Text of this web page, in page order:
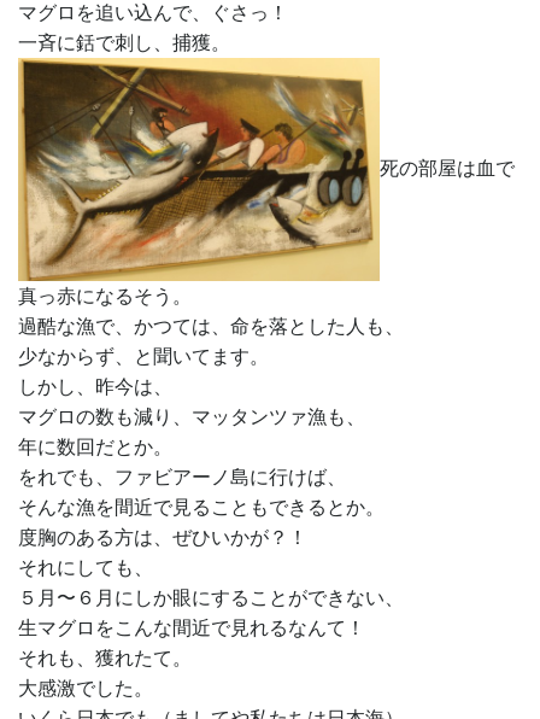
マグロを追い込んで、ぐさっ！
一斉に銛で刺し、捕獲。
死の部屋は血で
真っ赤になるそう。
過酷な漁で、かつては、命を落とした人も、
少なからず、と聞いてます。
しかし、昨今は、
マグロの数も減り、マッタンツァ漁も、
年に数回だとか。
をれでも、ファビアーノ島に行けば、
そんな漁を間近で見ることもできるとか。
度胸のある方は、ぜひいかが？！
それにしても、
５月〜６月にしか眼にすることができない、
生マグロをこんな間近で見れるなんて！
それも、獲れたて。
大感激でした。